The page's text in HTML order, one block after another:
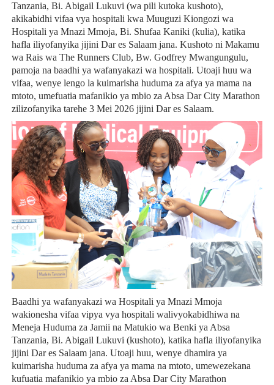
Tanzania, Bi. Abigail Lukuvi (wa pili kutoka kushoto),
akikabidhi vifaa vya hospitali kwa Muuguzi Kiongozi wa
Hospitali ya Mnazi Mmoja, Bi. Shufaa Kaniki (kulia), katika
hafla iliyofanyika jijini Dar es Salaam jana. Kushoto ni Makamu
wa Rais wa The Runners Club, Bw. Godfrey Mwangungulu,
pamoja na baadhi ya wafanyakazi wa hospitali. Utoaji huu wa
vifaa, wenye lengo la kuimarisha huduma za afya ya mama na
mtoto, umefuatia mafanikio ya mbio za Absa Dar City Marathon
zilizofanyika tarehe 3 Mei 2026 jijini Dar es Salaam.
Baadhi ya wafanyakazi wa Hospitali ya Mnazi Mmoja
wakionesha vifaa vipya vya hospitali walivyokabidhiwa na
Meneja Huduma za Jamii na Matukio wa Benki ya Absa
Tanzania, Bi. Abigail Lukuvi (kushoto), katika hafla iliyofanyika
jijini Dar es Salaam jana. Utoaji huu, wenye dhamira ya
kuimarisha huduma za afya ya mama na mtoto, umewezekana
kufuatia mafanikio ya mbio za Absa Dar City Marathon